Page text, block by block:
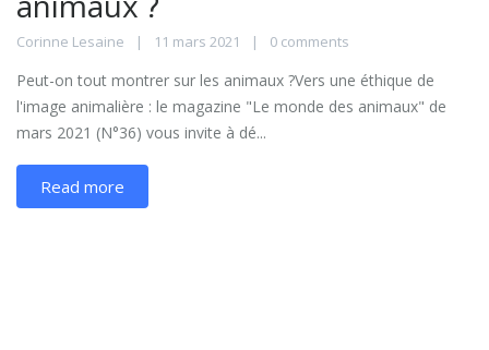
Corinne Lesaine 11 mars 2021 0 comments
Peut-on tout montrer sur les animaux ?Vers une éthique de
l'image animalière : le magazine "Le monde des animaux" de
mars 2021 (N°36) vous invite à dé...
Read more